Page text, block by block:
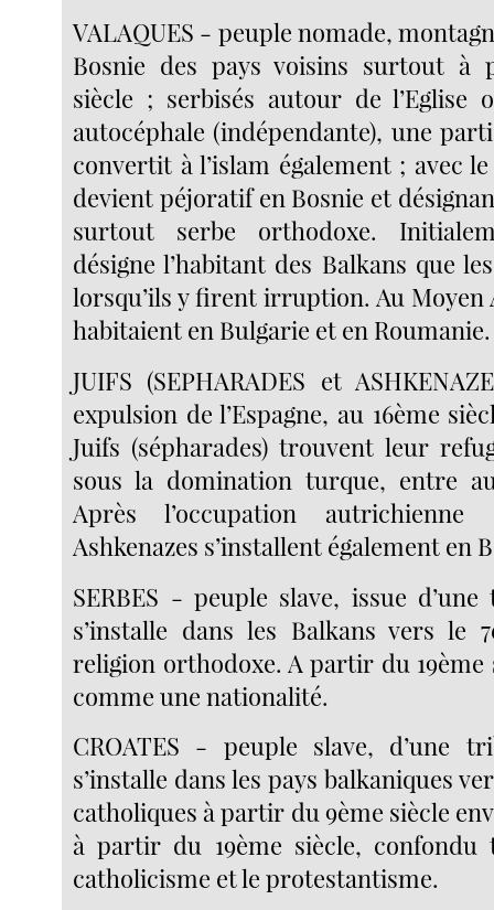
VALAQUES - peuple nomade,
Bosnie des pays voisins surtout à
siècle ; serbisés autour de l’Eglise
autocéphale (indépendante), une
convertit à l’islam également ; avec
devient péjoratif en Bosnie et
surtout serbe orthodoxe.
désigne l’habitant des Balkans que
lorsqu’ils y firent irruption. Au Moyen
habitaient en Bulgarie et en Roumanie.
JUIFS (SEPHARADES et
expulsion de l’Espagne, au 16ème
Juifs (sépharades) trouvent leur
sous la domination turque, entre
Après l’occupation
Ashkenazes s’installent également en
SERBES - peuple slave, issue
s’installe dans les Balkans vers le
religion orthodoxe. A partir du 19ème
comme une nationalité.
CROATES - peuple slave, d’une
s’installe dans les pays balkaniques
catholiques à partir du 9ème siècle
à partir du 19ème siècle, confondu
catholicisme et le protestantisme.